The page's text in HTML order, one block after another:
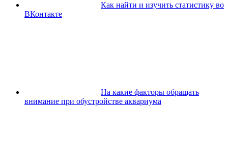
Как найти и изучить статистику во
ВКонтакте
На какие факторы обращать
внимание при обустройстве аквариума